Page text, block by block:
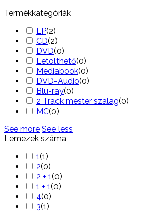
Termékkategóriák
LP(2)
CD(2)
DVD(0)
Letölthető(0)
Mediabook(0)
DVD-Audio(0)
Blu-ray(0)
2 Track mester szalag(0)
MC(0)
See more See less
Lemezek száma
1(1)
2(0)
2 + 1(0)
1 + 1(0)
4(0)
3(1)